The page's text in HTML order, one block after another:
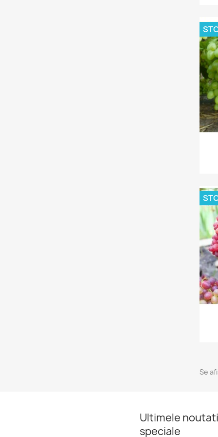
Se
Ultimele
speciale